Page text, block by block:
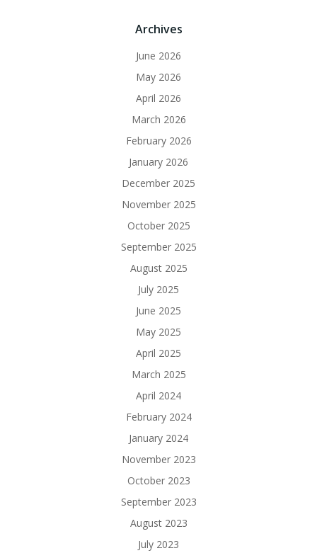
Archives
June 2026
May 2026
April 2026
March 2026
February 2026
January 2026
December 2025
November 2025
October 2025
September 2025
August 2025
July 2025
June 2025
May 2025
April 2025
March 2025
April 2024
February 2024
January 2024
November 2023
October 2023
September 2023
August 2023
July 2023